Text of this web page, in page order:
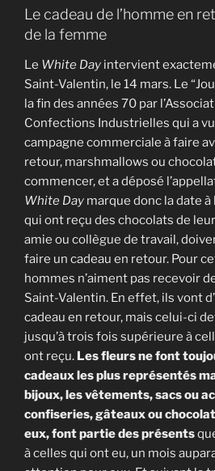
Le cadeau de l’homme en
de la femme
Le White Day intervient
Saint-Valentin, le 14 mars. Le
la fin des années 70 par
Confections Industrielles qui a vu
campagne commerciale à faire
retour, marshmallows ou
commencer, et a déposé
White Day marque donc la date
qui ont reçu des chocolats de
amie ou collègue de travail,
faire un cadeau en retour. Pour
hommes n’aiment pas recevoir
Saint-Valentin. En effet, ils vont
cadeau en retour, mais celui-ci
jusqu’à trois fois supérieure à
ont reçu. Les fleurs ne font
cadeaux les plus représentés
bijoux, les vêtements, sacs ou
confiseries, gâteaux ou
eux, font partie des présents
à celles qui ont eu, un mois